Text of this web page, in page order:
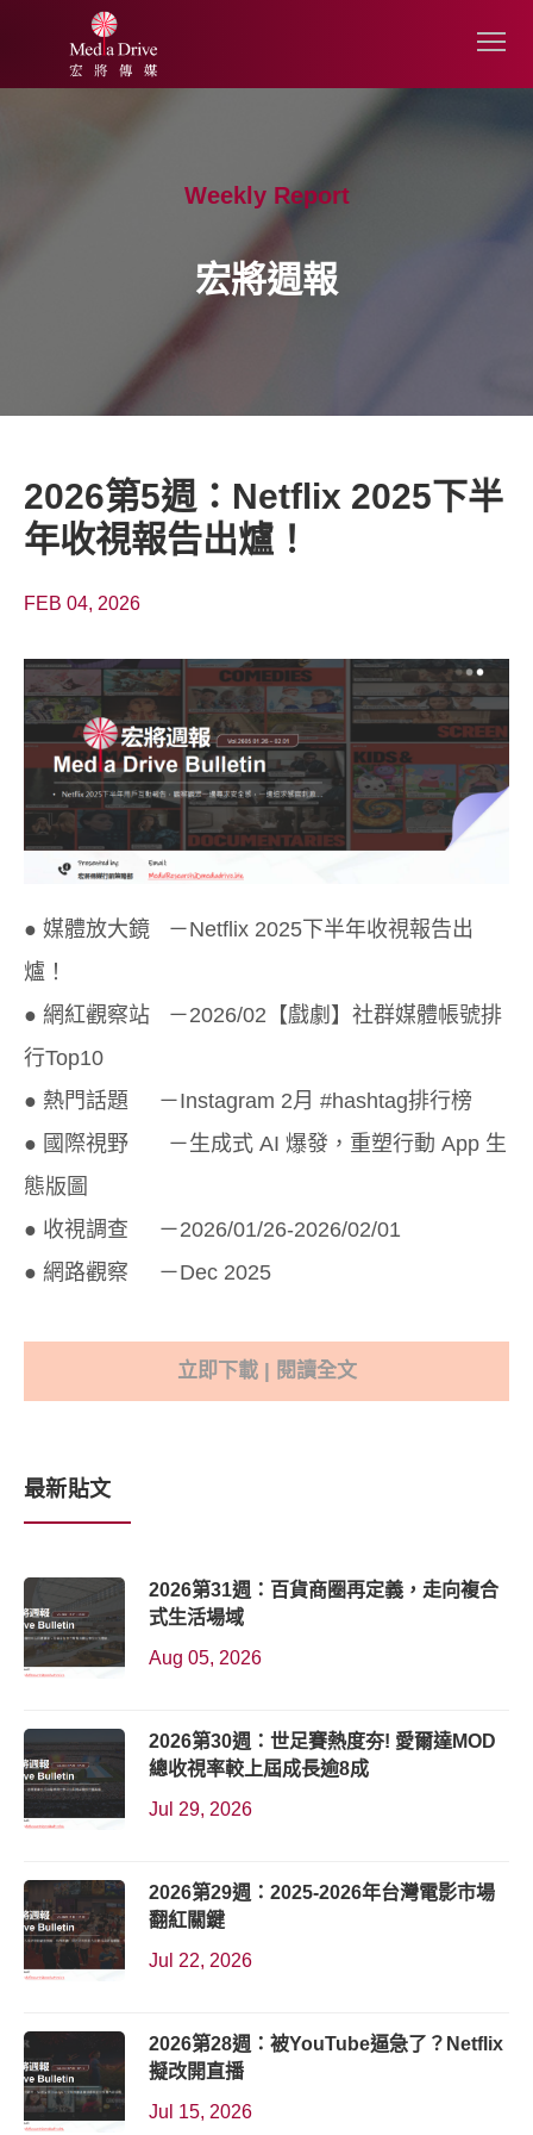
Weekly Report
宏將週報
2026第5週：Netflix 2025下半
年收視報告出爐！
FEB 04, 2026
● 媒體放大鏡 －Netflix 2025下半年收視報告出
爐！
● 網紅觀察站 －2026/02【戲劇】社群媒體帳號排
行Top10
● 熱門話題 －Instagram 2月 #hashtag排行榜
● 國際視野 －生成式 AI 爆發，重塑行動 App 生
態版圖
● 收視調查 －2026/01/26-2026/02/01
● 網路觀察 －Dec 2025
立即下載 | 閱讀全文
最新貼文
2026第31週：百貨商圈再定義，走向複合
式生活場域
Aug 05, 2026
2026第30週：世足賽熱度夯! 愛爾達MOD
總收視率較上屆成長逾8成
Jul 29, 2026
2026第29週：2025-2026年台灣電影市場
翻紅關鍵
Jul 22, 2026
2026第28週：被YouTube逼急了？Netflix
擬改開直播
Jul 15, 2026